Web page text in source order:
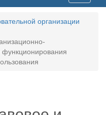
организации
функционирования